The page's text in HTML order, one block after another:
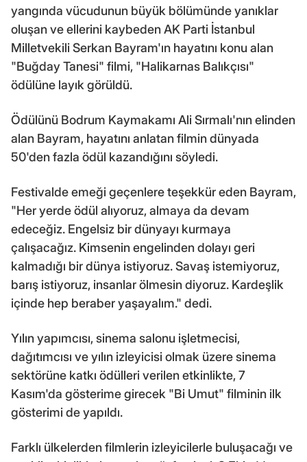
yangında vücudunun büyük bölümünde yanıklar
oluşan ve ellerini kaybeden AK Parti İstanbul
Milletvekili Serkan Bayram'ın hayatını konu alan
"Buğday Tanesi" filmi, "Halikarnas Balıkçısı"
ödülüne layık görüldü.
Ödülünü Bodrum Kaymakamı Ali Sırmalı'nın elinden
alan Bayram, hayatını anlatan filmin dünyada
50'den fazla ödül kazandığını söyledi.
Festivalde emeği geçenlere teşekkür eden Bayram,
"Her yerde ödül alıyoruz, almaya da devam
edeceğiz. Engelsiz bir dünyayı kurmaya
çalışacağız. Kimsenin engelinden dolayı geri
kalmadığı bir dünya istiyoruz. Savaş istemiyoruz,
barış istiyoruz, insanlar ölmesin diyoruz. Kardeşlik
içinde hep beraber yaşayalım." dedi.
Yılın yapımcısı, sinema salonu işletmecisi,
dağıtımcısı ve yılın izleyicisi olmak üzere sinema
sektörüne katkı ödülleri verilen etkinlikte, 7
Kasım'da gösterime girecek "Bi Umut" filminin ilk
gösterimi de yapıldı.
Farklı ülkelerden filmlerin izleyicilerle buluşacağı ve